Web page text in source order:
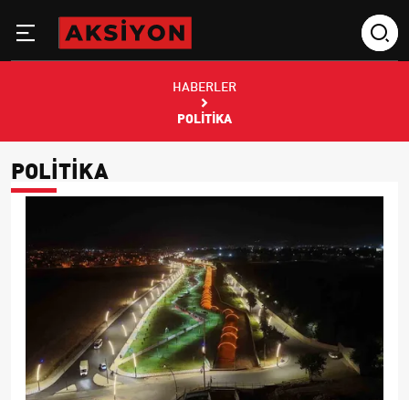
HABERLER
POLITIKA
POLITIKA